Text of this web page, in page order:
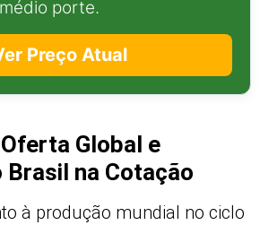
porte.
Preço Atual
Global e
Brasil na Cotação
à produção mundial no ciclo